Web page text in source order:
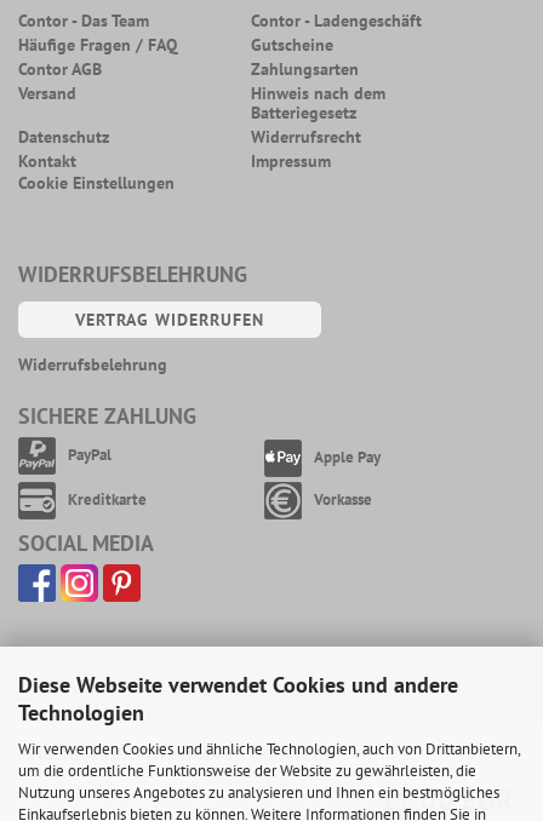
Diese Webseite verwendet Cookies und andere
Technologien
Wir verwenden Cookies und ähnliche Technologien, auch von Drittanbietern,
um die ordentliche Funktionsweise der Website zu gewährleisten, die
Nutzung unseres Angebotes zu analysieren und Ihnen ein bestmögliches
Einkaufserlebnis bieten zu können. Weitere Informationen finden Sie in
Ninelives Frühstücksbrett SCHWEIN
11,00 EUR
Contor - Das Team
Contor - Ladengeschäft
Häufige Fragen / FAQ
Gutscheine
Contor AGB
Zahlungsarten
Versand
Hinweis nach dem
Batteriegesetz
Datenschutz
Widerrufsrecht
Kontakt
Impressum
Cookie Einstellungen
WIDERRUFSBELEHRUNG
VERTRAG WIDERRUFEN
Widerrufsbelehrung
SICHERE ZAHLUNG
PayPal Apple Pay
Kreditkarte Vorkasse
SOCIAL MEDIA